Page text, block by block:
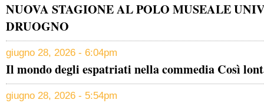
NUOVA STAGIONE AL POLO MUSEALE
DRUOGNO
giugno 28, 2026 - 6:04pm
Il mondo degli espatriati nella commedia Così
giugno 28, 2026 - 5:54pm